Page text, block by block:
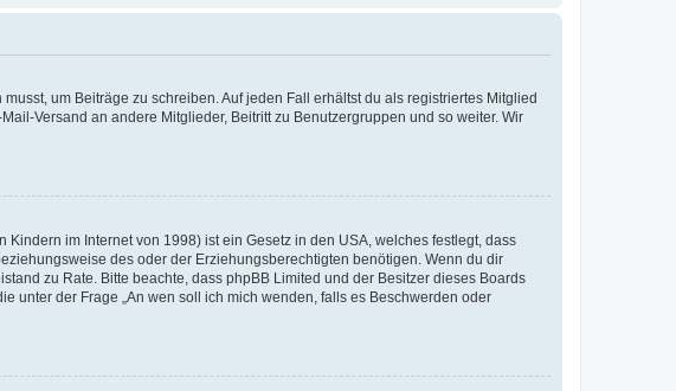
um Beiträge zu schreiben. Auf jeden Fall erhältst du als registriertes Mitglied
Versand an andere Mitglieder, Beitritt zu Benutzergruppen und so weiter. Wir
im Internet von 1998) ist ein Gesetz in den USA, welches festlegt, dass
des oder der Erziehungsberechtigten benötigen. Wenn du dir
zu Rate. Bitte beachte, dass phpBB Limited und der Besitzer dieses Boards
unter der Frage „An wen soll ich mich wenden, falls es Beschwerden oder